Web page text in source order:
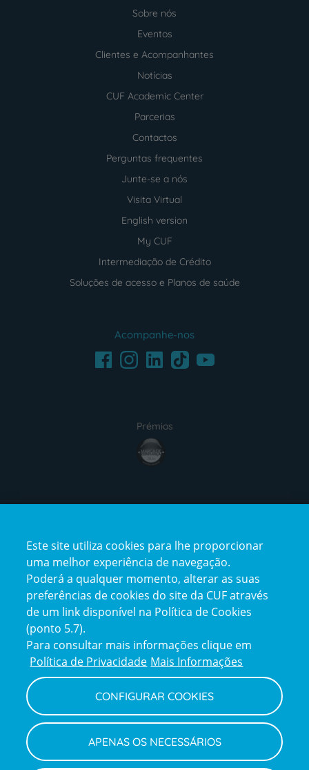
Sobre nós
Eventos
Clientes e Acompanhantes
Notícias
CUF Academic Center
Parcerias
Contactos
Perguntas frequentes
Junte-se a nós
Visita Virtual
English version
My CUF
Intermediação de Crédito
Soluções de acesso e Planos de saúde
Acompanhe-nos
FacebookInstagramLinkedInTikTokYoutube
Prémios
award4
certification2certification3
Reclamações
e
elogios
Policy
Política de Privacidade e Cookies
Declaração de Acessibilidade
Canal de Denúncias
Informações legais
Este site utiliza cookies para lhe proporcionar
uma melhor experiência de navegação.
Poderá a qualquer momento, alterar as suas
preferências de cookies do site da CUF através
de um link disponível na Política de Cookies
(ponto 5.7).
Para consultar mais informações clique em
Política de Privacidade Mais Informações
CONFIGURAR COOKIES
APENAS OS NECESSÁRIOS